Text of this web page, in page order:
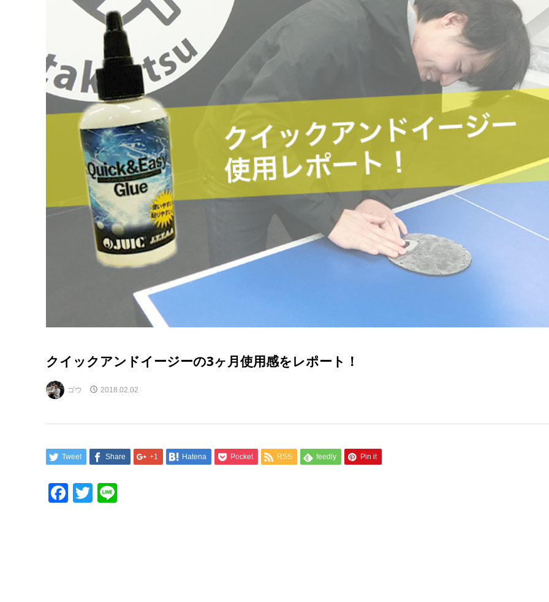
クイックアンドイージーの3ヶ月使用感をレポート！
ゴウ 2018.02.02
Tweet Share +1 Hatena Pocket RSS feedly Pin it
Facebook
Twitter